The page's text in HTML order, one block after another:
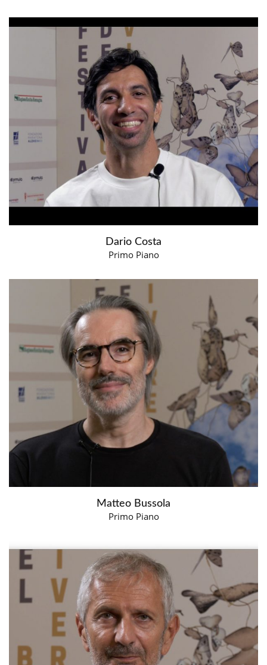
Dario Costa
Primo Piano
Matteo Bussola
Primo Piano